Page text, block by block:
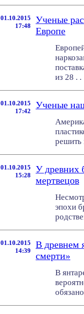
01.10.2015
17:48
Ученые
Европе
из 28 . .
01.10.2015
17:42
Ученые
решить
01.10.2015
15:28
У древних
мертвецов
эпохи
01.10.2015
14:39
В древнем
смерти»
В